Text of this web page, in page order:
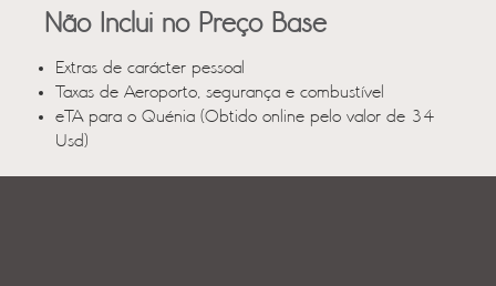
Não Inclui no Preço Base
Extras de carácter pessoal
Taxas de Aeroporto, segurança e combustível
eTA para o Quénia (Obtido online pelo valor de 34
Usd)